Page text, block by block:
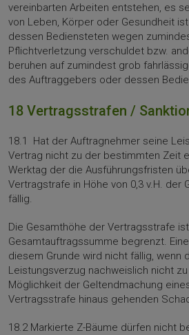
vereinbarten Arbeiten entstehen, es
von Leben, Körper oder Gesundheit
dessen Bediensteten wegen
Pflichtverletzung verschuldet bzw.
beruhen auf zumindest grob
des Auftraggebers oder dessen
18 Vertragsstrafen /
18.1 Hat der Auftragnehmer seine
Vertrag nicht zu der bestimmten Zeit
Werktag der die Ausführungsfristen
Vertragstrafe in Höhe von 0,3 v.H. der
fällig.
Die Gesamthöhe der Vertragsstrafe
Gesamtauftragssumme begrenzt.
diesem Grunde wird nicht fällig, wenn
Leistungsverzug nachweislich nicht
Möglichkeit der Geltendmachung
Vertragsstrafe hinaus gehenden
18.2 Markierte Z-Bäume dürfen nicht